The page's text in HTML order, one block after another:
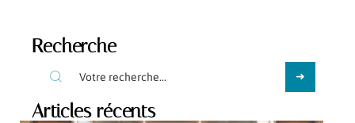
Recherche
Articles récents